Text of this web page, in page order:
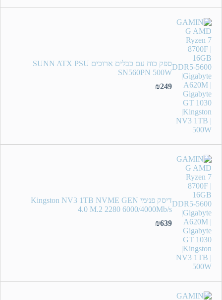
ספק כוח עם כבלים ארוכים SUNN ATX PSU
SN560PN 500W
₪249
דיסק פנימי Kingston NV3 1TB NVME GEN
4.0 M.2 2280 6000/4000Mb/s
₪639